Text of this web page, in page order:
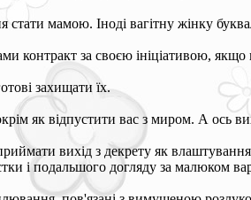
мамою. Іноді вагітну жінку
за своєю ініціативою,
захищати їх.
як відпустити вас з миром. А ось
вихід з декрету як
і подальшого догляду за малюком